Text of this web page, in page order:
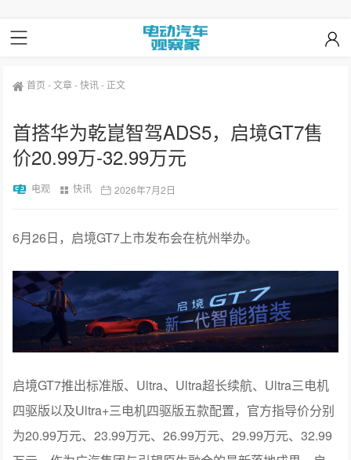
首页 -文章-快讯- 正文
首搭华为乾崑智驾ADS5，启境GT7售
价20.99万-32.99万元
电观 快讯 2026年7月2日
6月26日，启境GT7上市发布会在杭州举办。
启境GT7推出标准版、Ultra、Ultra超长续航、Ultra三电机
四驱版以及Ultra+三电机四驱版五款配置，官方指导价分别
为20.99万元、23.99万元、26.99万元、29.99万元、32.99